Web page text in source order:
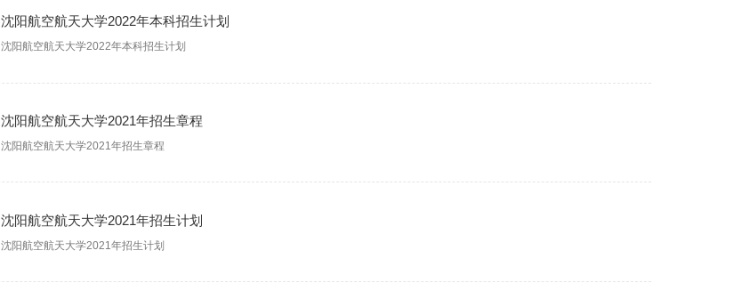
沈阳航空航天大学2022年本科招生计划
沈阳航空航天大学2022年本科招生计划
沈阳航空航天大学2021年招生章程
沈阳航空航天大学2021年招生章程
沈阳航空航天大学2021年招生计划
沈阳航空航天大学2021年招生计划